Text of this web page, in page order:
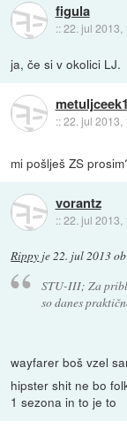
figula
::22. jul 2013,
ja, če si v okolici LJ.
::22. jul 2013,
mi pošlješ ZS
vorantz
::22. jul 2013,
Rippy je22. jul 2013
STU-III; Za
so danes
wayfarer boš vzel
hipster shit ne bo
1 sezona in to je to